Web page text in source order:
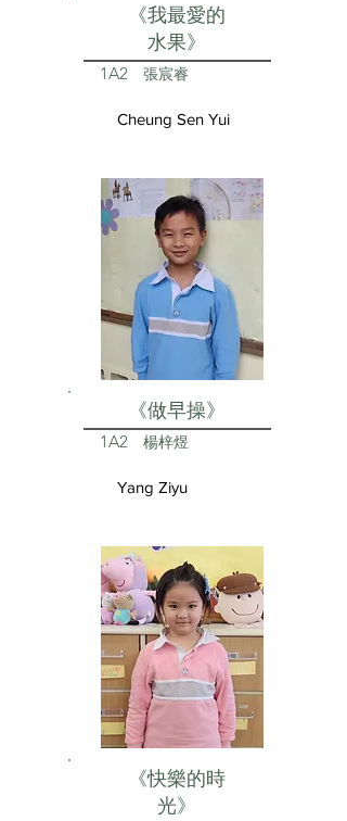
《我最愛的
水果》
1A2 張宸睿
Cheung Sen Yui
《做早操》
1A2 楊梓煜
Yang Ziyu
《快樂的時
光》